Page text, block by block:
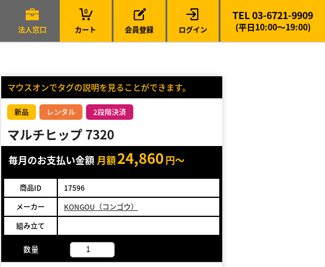
法人窓口 カート
0
会員登録 ログイン
TEL 03-6721-9909
(平日10:00～19:00)
マウスオンでタグの説明を見ることができます。
新品 レンタル 2段階決済
マルチヒップ 7320
毎月のお支払い金額 月額24,860 円～
商品ID
17596
メーカー
KONGOU（コンゴウ）
組み立て
数量